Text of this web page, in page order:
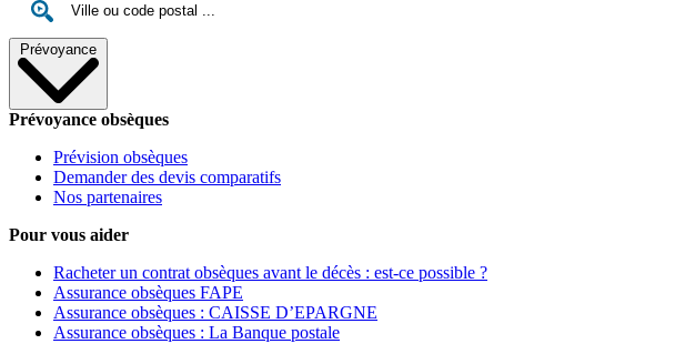
Prévoyance
Prévoyance obsèques
Prévision obsèques
Demander des devis comparatifs
Nos partenaires
Pour vous aider
Racheter un contrat obsèques avant le décès : est-ce possible ?
Assurance obsèques FAPE
Assurance obsèques : CAISSE D’EPARGNE
Assurance obsèques : La Banque postale